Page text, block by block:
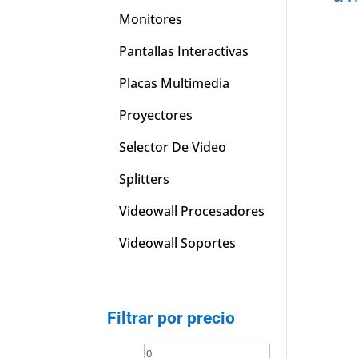
Monitores
Pantallas Interactivas
Placas Multimedia
Proyectores
Selector De Video
Splitters
Videowall Procesadores
Videowall Soportes
Filtrar por precio
Precio